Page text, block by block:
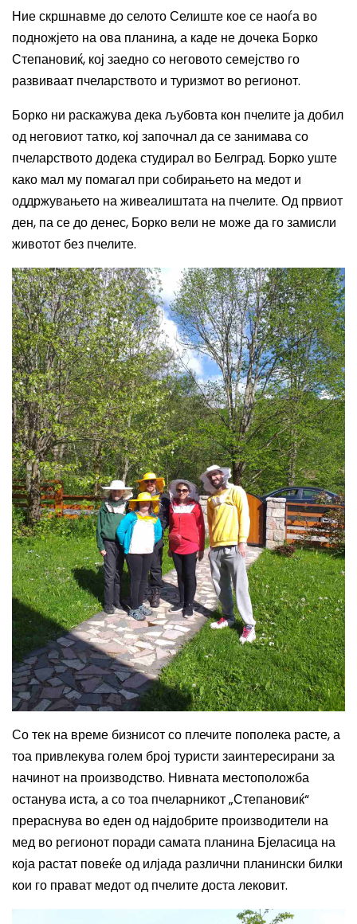
Ние скршнавме до селото Селиште кое се наоѓа во
подножјето наова планина, а каде недочека Борко
Степановиќ, кој заедно со неговото семејство го
развиваат пчеларството и туризмот во регионот.
Борко ни раскажува дека љубовта кон пчелите ја добил
од неговиот татко, кој започнал да се занимава со
пчеларството додека студирал во Белград. Борко уште
како мал му помагал при собирањето на медот и
оддржувањето на живеалиштата на пчелите. Од првиот
ден, па се до денес, Борко вели не може да го замисли
животот без пчелите.
Со тек на време бизнисот со плечите пополека расте, а
тоа привлекува голем број туристи заинтересирани за
начинот на производство. Нивната местоположба
останува иста, а со тоа пчеларникот „Степановиќ“
прераснува во еден од најдобрите производители на
мед во регионот поради самата планина Бјеласица на
која растат повеќе од илјада различни планински билки
кои го прават медот од пчелите доста лековит.